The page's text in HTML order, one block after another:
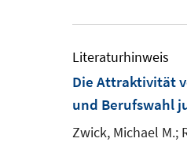
Literaturhinweis
Die Attraktivität
und Berufswahl
Zwick, Michael M.;